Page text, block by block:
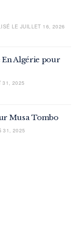
LE JUILLET 16, 2026
En Algérie pour
31, 2025
Musa Tombo
31, 2025